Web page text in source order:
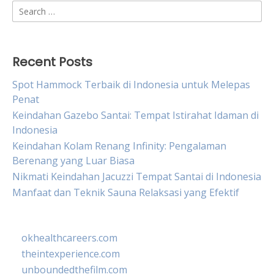
Search
for:
Recent Posts
Spot Hammock Terbaik di Indonesia untuk Melepas
Penat
Keindahan Gazebo Santai: Tempat Istirahat Idaman di
Indonesia
Keindahan Kolam Renang Infinity: Pengalaman
Berenang yang Luar Biasa
Nikmati Keindahan Jacuzzi Tempat Santai di Indonesia
Manfaat dan Teknik Sauna Relaksasi yang Efektif
okhealthcareers.com
theintexperience.com
unboundedthefilm.com